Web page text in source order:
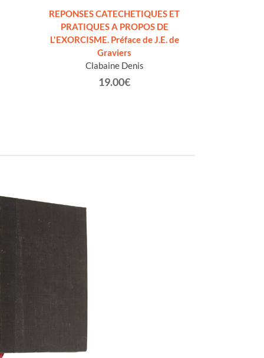
REPONSES CATECHETIQUES ET
PRATIQUES A PROPOS DE
L'EXORCISME. Préface de J.E. de
Graviers
Clabaine Denis
19.00€